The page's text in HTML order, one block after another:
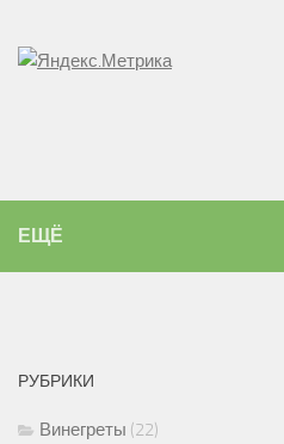
ЕЩЁ
РУБРИКИ
Винегреты (22)